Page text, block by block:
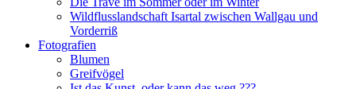
Wildflusslandschaft Isartal zwischen Wallgau und
Vorderriß
Fotografien
Blumen
Greifvögel